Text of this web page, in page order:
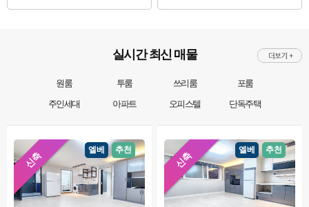
실시간 최신 매물
원룸 투룸 쓰리룸
포룸
주인세대
아파트 오피스텔 단독주택
신축
엘베 추천
신축
엘베 추천